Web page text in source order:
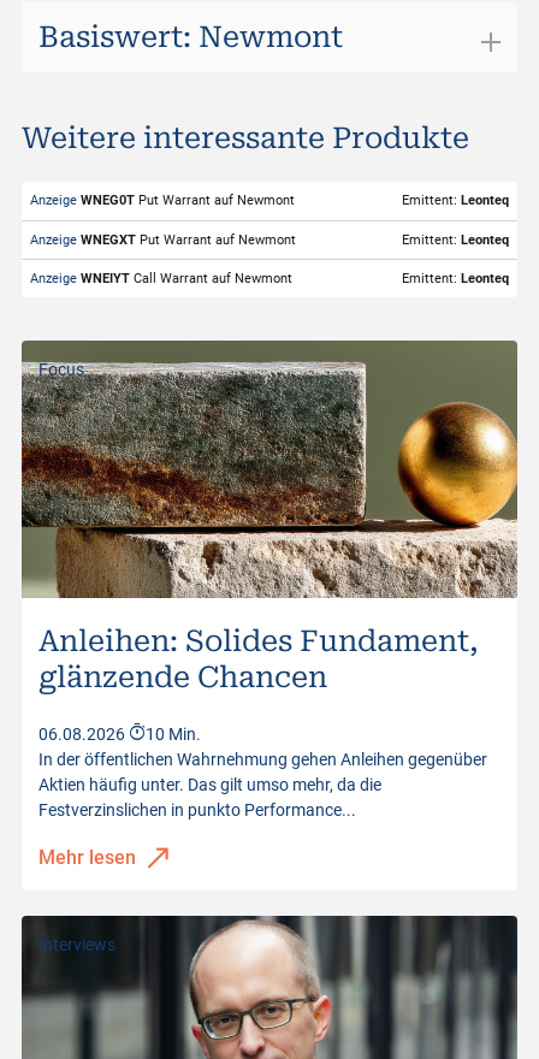
Basiswert: Newmont
ISIN US6516391066
Basiswert Newmont
Strike-Level 120.00
Geldkurs 105.21
Geld Volumen 100
Briefkurs 106.00
Brief Volumen 100
Distanz zum Ausübungspreis -12.33%
Weitere interessante Produkte
Anzeige WNEG0T Put Warrant auf Newmont Emittent: Leonteq
Anzeige WNEGXT Put Warrant auf Newmont Emittent: Leonteq
Anzeige WNEIYT Call Warrant auf Newmont Emittent: Leonteq
Focus
Anleihen: Solides Fundament,
glänzende Chancen
06.08.2026
10 Min.
In der öffentlichen Wahrnehmung gehen Anleihen gegenüber
Aktien häufig unter. Das gilt umso mehr, da die
Festverzinslichen in punkto Performance...
Mehr lesen
Interviews